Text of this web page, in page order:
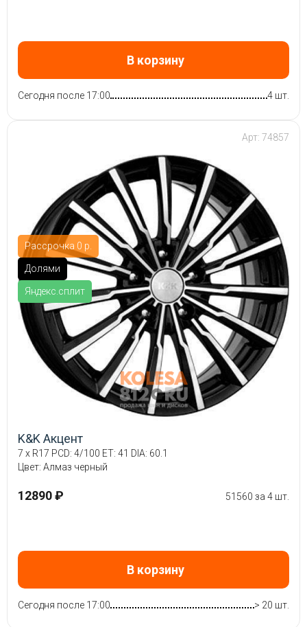
В корзину
Сегодня после 17:00 4 шт.
Рассрочка 0 р.
Долями
Яндекс.сплит
Арт: 74857
K&K Акцент
7 x R17 PCD: 4/100 ET: 41 DIA: 60.1
Цвет: Алмаз черный
12890 ₽ 51560 за 4 шт.
В корзину
Сегодня после 17:00 > 20 шт.